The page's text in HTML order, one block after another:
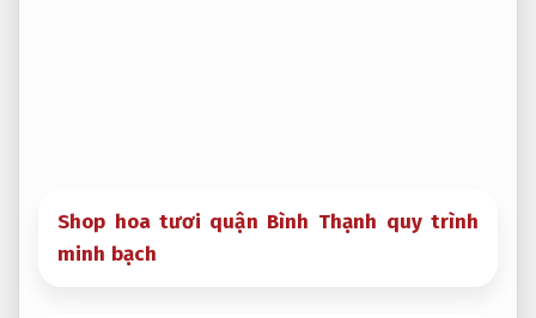
Shop hoa tươi quận Bình Thạnh quy trình
minh bạch